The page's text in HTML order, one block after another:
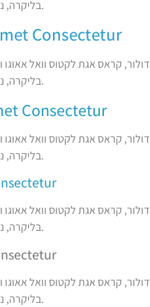
בליקרה, נונסטי קלובר בריקנה סטום, לפריקך תצטריק לרטי.
Consectetur
קראס אגת לקטוס וואל אאוגו
בליקרה, נונסטי קלובר בריקנה סטום, לפריקך תצטריק לרטי.
Consectetur
קראס אגת לקטוס וואל אאוגו
בליקרה, נונסטי קלובר בריקנה סטום, לפריקך תצטריק לרטי.
קראס אגת לקטוס וואל אאוגו
בליקרה, נונסטי קלובר בריקנה סטום, לפריקך תצטריק לרטי.
קראס אגת לקטוס וואל אאוגו
בליקרה, נונסטי קלובר בריקנה סטום, לפריקך תצטריק לרטי.